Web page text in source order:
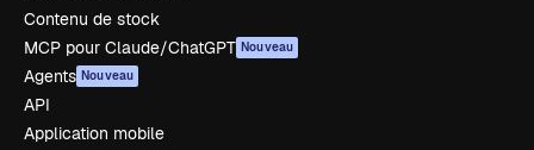
Contenu de stock
MCP pour Claude/ChatGPT Nouveau
Agents Nouveau
API
Application mobile